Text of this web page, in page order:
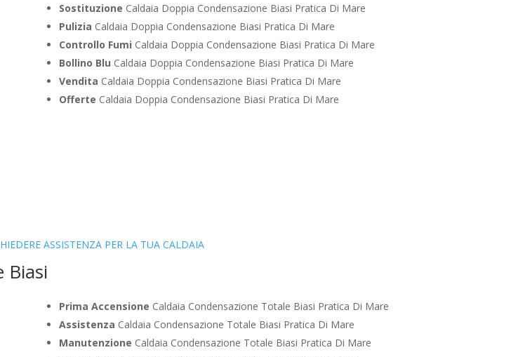
Sostituzione Caldaia Doppia Condensazione Biasi Pratica Di Mare
Pulizia Caldaia Doppia Condensazione Biasi Pratica Di Mare
Controllo Fumi Caldaia Doppia Condensazione Biasi Pratica Di Mare
Bollino Blu Caldaia Doppia Condensazione Biasi Pratica Di Mare
Vendita Caldaia Doppia Condensazione Biasi Pratica Di Mare
Offerte Caldaia Doppia Condensazione Biasi Pratica Di Mare
ASSISTENZA PER LA TUA CALDAIA
Biasi
Prima Accensione Caldaia Condensazione Totale Biasi Pratica Di Mare
Assistenza Caldaia Condensazione Totale Biasi Pratica Di Mare
Manutenzione Caldaia Condensazione Totale Biasi Pratica Di Mare